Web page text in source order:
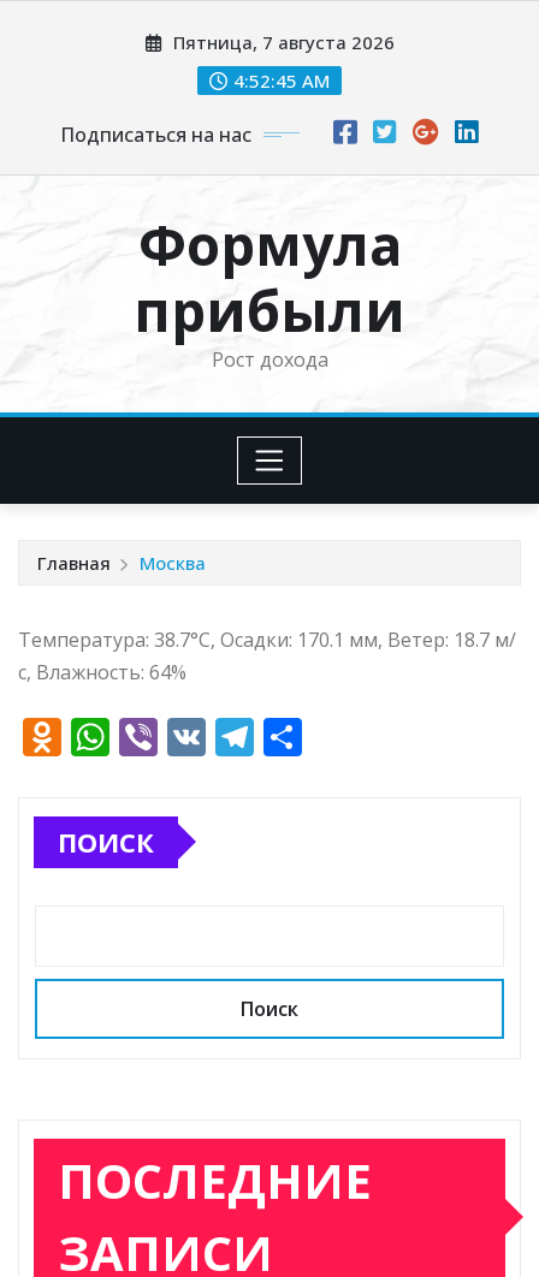
Пятница, 7 августа 2026
4:52:46 AM
Подписаться на нас
Формула
прибыли
Рост дохода
Главная Москва
Температура: 38.7°C, Осадки: 170.1 мм, Ветер: 18.7 м/
с, Влажность: 64%
O
n
o
ss
ki
W
at
s
p
Vi
e
V T
и
ь
ПОИСК
Поиск
ПОСЛЕДНИЕ
ЗАПИСИ